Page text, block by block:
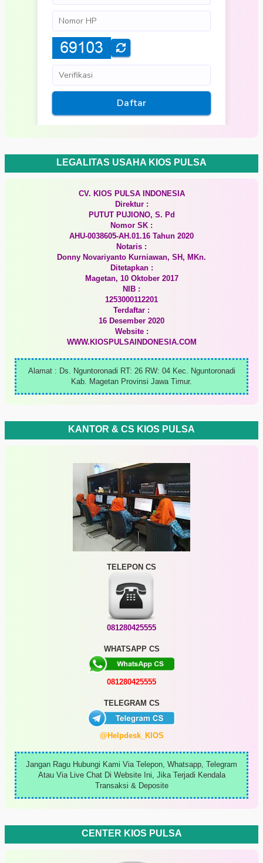
LEGALITAS USAHA KIOS PULSA
CV. KIOS PULSA INDONESIA
Direktur :
PUTUT PUJIONO, S. Pd
Nomor SK :
AHU-0038605-AH.01.16 Tahun 2020
Notaris :
Donny Novariyanto Kurniawan, SH, MKn.
Ditetapkan :
Magetan, 10 Oktober 2017
NIB :
1253000112201
Terdaftar :
16 Desember 2020
Website :
WWW.KIOSPULSAINDONESIA.COM
Alamat : Ds. Nguntoronadi RT: 26 RW: 04 Kec. Nguntoronadi
Kab. Magetan Provinsi Jawa Timur.
KANTOR & CS KIOS PULSA
TELEPON CS
081280425555
WHATSAPP CS
081280425555
TELEGRAM CS
@Helpdesk_KIOS
Jangan Ragu Hubungi Kami Via Telepon, Whatsapp, Telegram
Atau Via Live Chat Di Website Ini, Jika Terjadi Kendala
Transaksi & Deposite
CENTER KIOS PULSA